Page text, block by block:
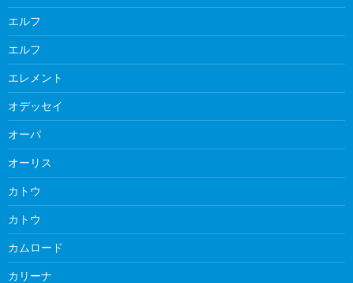
エルフ
エルフ
エレメント
オデッセイ
オーパ
オーリス
カトウ
カトウ
カムロード
カリーナ